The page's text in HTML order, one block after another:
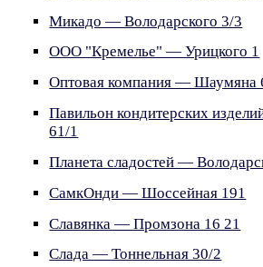
Микадо — Володарского 3/3
ООО "Кремелье" — Урицкого 1
Оптовая компания — Шаумяна
Павильон кондитерских
61/1
Планета сладостей —
СамкОнди — Шоссейная 191
Славянка — Промзона 16 21
Слада — Тоннельная 30/2